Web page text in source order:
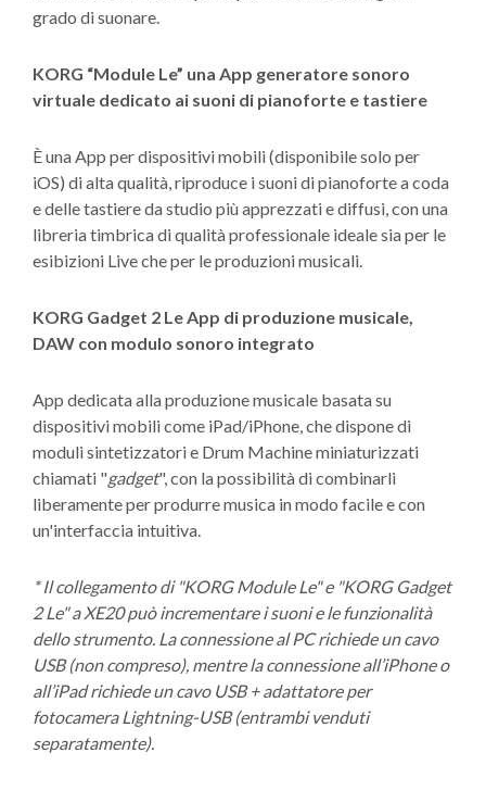
grado di suonare.
KORG “Module Le” una App generatore sonoro
virtuale dedicato ai suoni di pianoforte e tastiere
È una App per dispositivi mobili (disponibile solo per
iOS) di alta qualità, riproduce i suoni di pianoforte a coda
e delle tastiere da studio più apprezzati e diffusi, con una
libreria timbrica di qualità professionale ideale sia per le
esibizioni Live che per le produzioni musicali.
KORG Gadget 2 Le App di produzione musicale,
DAW con modulo sonoro integrato
App dedicata alla produzione musicale basata su
dispositivi mobili come iPad/iPhone, che dispone di
moduli sintetizzatori e Drum Machine miniaturizzati
chiamati "gadget", con la possibilità di combinarli
liberamente per produrre musica in modo facile e con
un'interfaccia intuitiva.
* Il collegamento di "KORG Module Le" e "KORG Gadget
2 Le" aXE20 può incrementare i suoni e le funzionalità
dello strumento. La connessione al PC richiede un cavo
USB (non compreso), mentre la connessione all’iPhone o
all’iPad richiede un cavo USB + adattatore per
fotocamera Lightning-USB (entrambi venduti
separatamente).